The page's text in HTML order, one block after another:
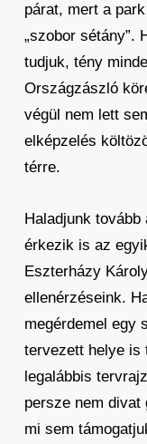
párat, mert a
„szobor sétány”.
tudjuk, tény
Országzászló
végül nem lett
elképzelés
térre.
Haladjunk
érkezik is az
Eszterházy
ellenérzéseink.
megérdemel egy
tervezett helye is
legalábbis
persze nem divat
mi sem